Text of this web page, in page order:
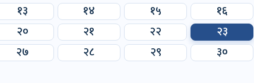
१३ १४ १५
१६
२० २१ २२
२३
२७ २८ २९
३०